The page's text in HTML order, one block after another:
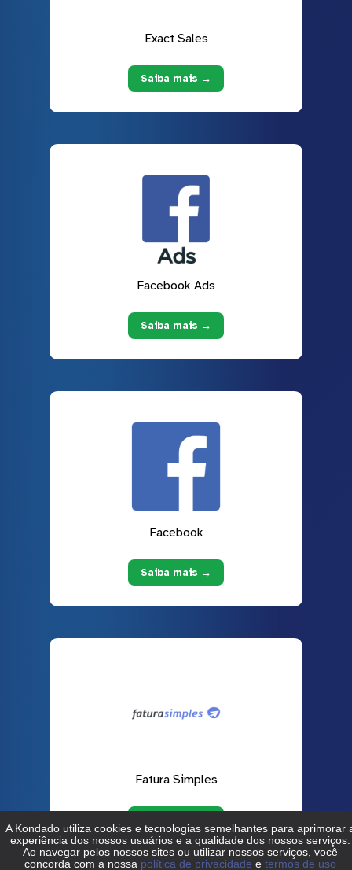
Exact Sales
Saiba mais →
Facebook Ads
Saiba mais →
Facebook
Saiba mais →
Fatura Simples